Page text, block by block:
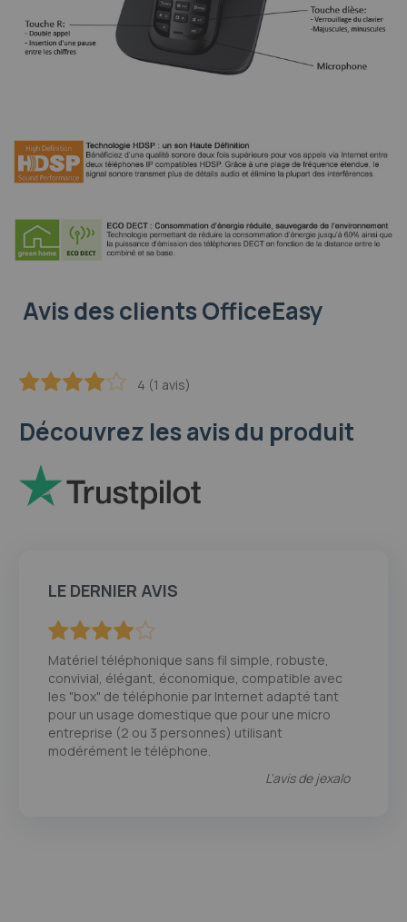
Avis des clients OfficeEasy
4 (1 avis)
Découvrez les avis du produit
LE DERNIER AVIS
Matériel téléphonique sans fil simple, robuste,
convivial, élégant, économique, compatible avec
les "box" de téléphonie par Internet adapté tant
pour un usage domestique que pour une micro
entreprise (2 ou 3 personnes) utilisant
modérément le téléphone.
L'avis de jexalo